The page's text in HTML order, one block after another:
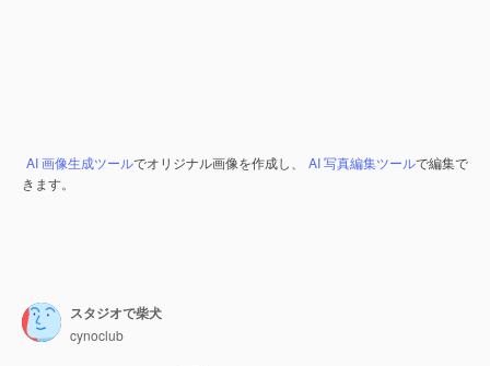
AI 画像生成ツールでオリジナル画像を作成し、 AI 写真編集ツールで編集で
きます。
スタジオで柴犬
cynoclub